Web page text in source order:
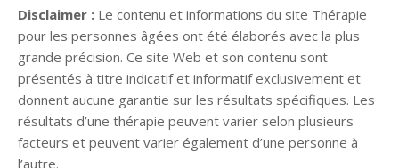
Disclaimer : Le contenu et informations du site Thérapie
pour les personnes âgées ont été élaborés avec la plus
grande précision. Ce site Web et son contenu sont
présentés à titre indicatif et informatif exclusivement et
donnent aucune garantie sur les résultats spécifiques. Les
résultats d’une thérapie peuvent varier selon plusieurs
facteurs et peuvent varier également d’une personne à
l’autre.